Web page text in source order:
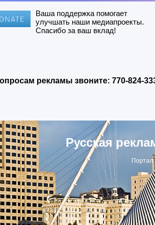
Ваша поддержка помогает
улучшать наши медиапроекты.
Спасибо за ваш вклад!
рекламы звоните: 770-824-
Русская
Портал